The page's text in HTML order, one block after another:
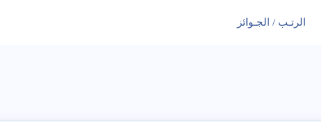
الرتـب / الجـوائز